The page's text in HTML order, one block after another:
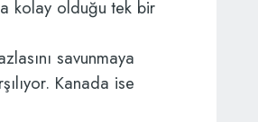
kolay olduğu tek bir
savunmaya
Kanada ise